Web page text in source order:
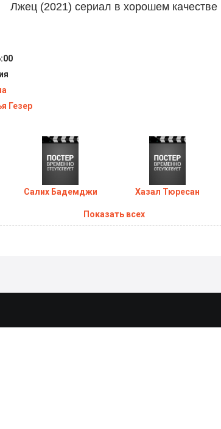
Лжец (2021) сериал в хорошем качестве
Гезер
Салих Бадемджи Хазал Тюресан
Показать всех